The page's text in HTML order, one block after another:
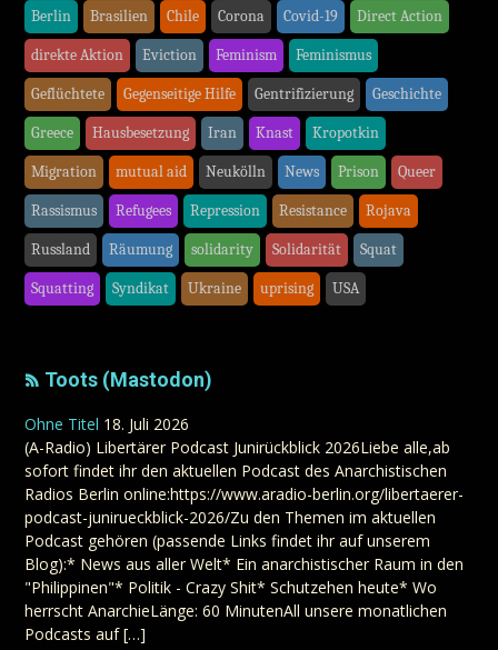
Berlin Brasilien Chile Corona Covid-19 Direct Action
direkte Aktion Eviction Feminism Feminismus
Geflüchtete Gegenseitige Hilfe Gentrifizierung Geschichte
Greece Hausbesetzung Iran Knast Kropotkin
Migration mutual aid Neukölln News Prison Queer
Rassismus Refugees Repression Resistance Rojava
Russland Räumung solidarity Solidarität Squat
Squatting Syndikat Ukraine uprising USA
Toots (Mastodon)
Ohne Titel 18. Juli 2026
(A-Radio) Libertärer Podcast Junirückblick 2026Liebe alle,ab
sofort findet ihr den aktuellen Podcast des Anarchistischen
Radios Berlin online:https://www.aradio-berlin.org/libertaerer-
podcast-junirueckblick-2026/Zu den Themen im aktuellen
Podcast gehören (passende Links findet ihr auf unserem
Blog):* News aus aller Welt* Ein anarchistischer Raum in den
"Philippinen"* Politik - Crazy Shit* Schutzehen heute* Wo
herrscht AnarchieLänge: 60 MinutenAll unsere monatlichen
Podcasts auf […]